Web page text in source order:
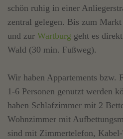
schön ruhig in einer
zentral gelegen. Bis zum
und zur Wartburg geht es
Wald (30 min. Fußweg).
Wir haben Appartements bzw.
1-6 Personen genutzt werden
haben Schlafzimmer mit 2
Wohnzimmer mit
sind mit Zimmertelefon,